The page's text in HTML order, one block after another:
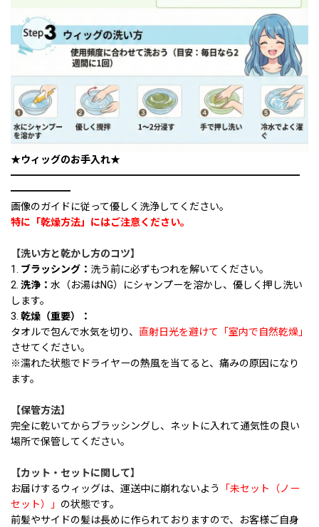
★ウィッグのお手入れ★
━━━━━━━━━━━━━━━━━━━━━━━━━━━━━
━━━━━━
画像のガイドに従って優しく洗浄してください。
特に「乾燥方法」にはご注意ください。
【洗い方と乾かし方のコツ】
1. ブラッシング： 洗う前に必ずもつれを解いてください。
2. 洗浄： 水（お湯はNG）にシャンプーを溶かし、優しく押し洗い
します。
3. 乾燥（重要）：
タオルで包んで水気を切り、 直射日光を避けて「室内で自然乾燥」
させてください。
※濡れた状態でドライヤーの熱風を当てると、痛みの原因になり
ます。
【保管方法】
完全に乾いてからブラッシングし、ネットに入れて通気性の良い
場所で保管してください。
【カット・セットに関して】
お届けするウィッグは、運送中に崩れないよう
「未セット（ノー
セット）」 の状態です。
前髪やサイドの髪は長めに作られておりますので、お客様ご自身